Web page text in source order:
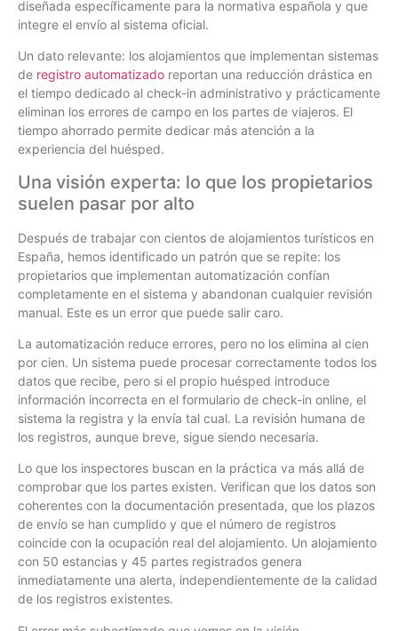
diseñada específicamente para la normativa española y que
integre el envío al sistema oficial.
Un dato relevante: los alojamientos que implementan sistemas
de registro automatizado reportan una reducción drástica en
el tiempo dedicado al check-in administrativo y prácticamente
eliminan los errores de campo en los partes de viajeros. El
tiempo ahorrado permite dedicar más atención a la
experiencia del huésped.
Una visión experta: lo que los propietarios
suelen pasar por alto
Después de trabajar con cientos de alojamientos turísticos en
España, hemos identificado un patrón que se repite: los
propietarios que implementan automatización confían
completamente en el sistema y abandonan cualquier revisión
manual. Este es un error que puede salir caro.
La automatización reduce errores, pero no los elimina al cien
por cien. Un sistema puede procesar correctamente todos los
datos que recibe, pero si el propio huésped introduce
información incorrecta en el formulario de check-in online, el
sistema la registra y la envía tal cual. La revisión humana de
los registros, aunque breve, sigue siendo necesaria.
Lo que los inspectores buscan en la práctica va más allá de
comprobar que los partes existen. Verifican que los datos son
coherentes con la documentación presentada, que los plazos
de envío se han cumplido y que el número de registros
coincide con la ocupación real del alojamiento. Un alojamiento
con 50 estancias y 45 partes registrados genera
inmediatamente una alerta, independientemente de la calidad
de los registros existentes.